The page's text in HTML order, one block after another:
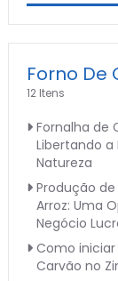
Forno De
12 Itens
Fornalha de
Libertando a
Natureza
Produção
Arroz: Uma
Negócio
Como
Carvão no